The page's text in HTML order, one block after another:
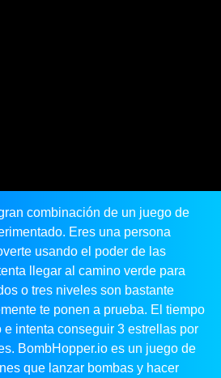
combinación de un juego de
Eres una persona
usando el poder de las
llegar al camino verde para
o tres niveles son bastante
te ponen a prueba. El tiempo
e intenta conseguir 3 estrellas por
BombHopper.io es un juego de
que lanzar bombas y hacer